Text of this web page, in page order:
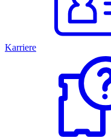
Karriere